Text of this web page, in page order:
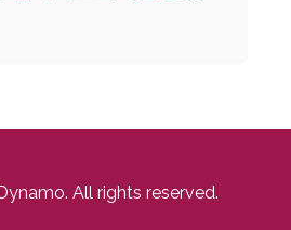
All rights reserved.